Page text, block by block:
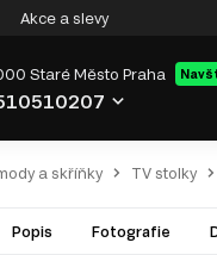
Akce a slevy
Staré Město Praha
a skříňky TV stolky
Popis Fotografie